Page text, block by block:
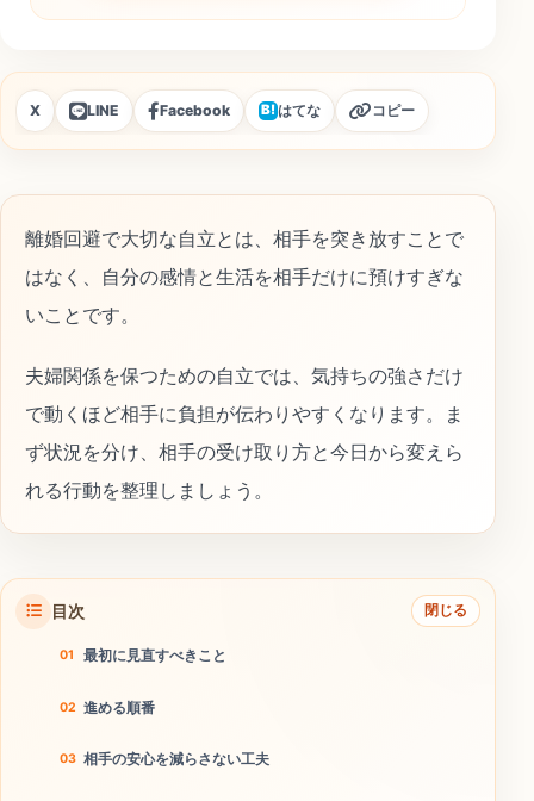
X LINE Facebook B!はてな コピー
離婚回避で大切な自立とは、相手を突き放すことで
はなく、自分の感情と生活を相手だけに預けすぎな
いことです。
夫婦関係を保つための自立では、気持ちの強さだけ
で動くほど相手に負担が伝わりやすくなります。ま
ず状況を分け、相手の受け取り方と今日から変えら
れる行動を整理しましょう。
目次 閉じる
最初に見直すべきこと
進める順番
相手の安心を減らさない工夫